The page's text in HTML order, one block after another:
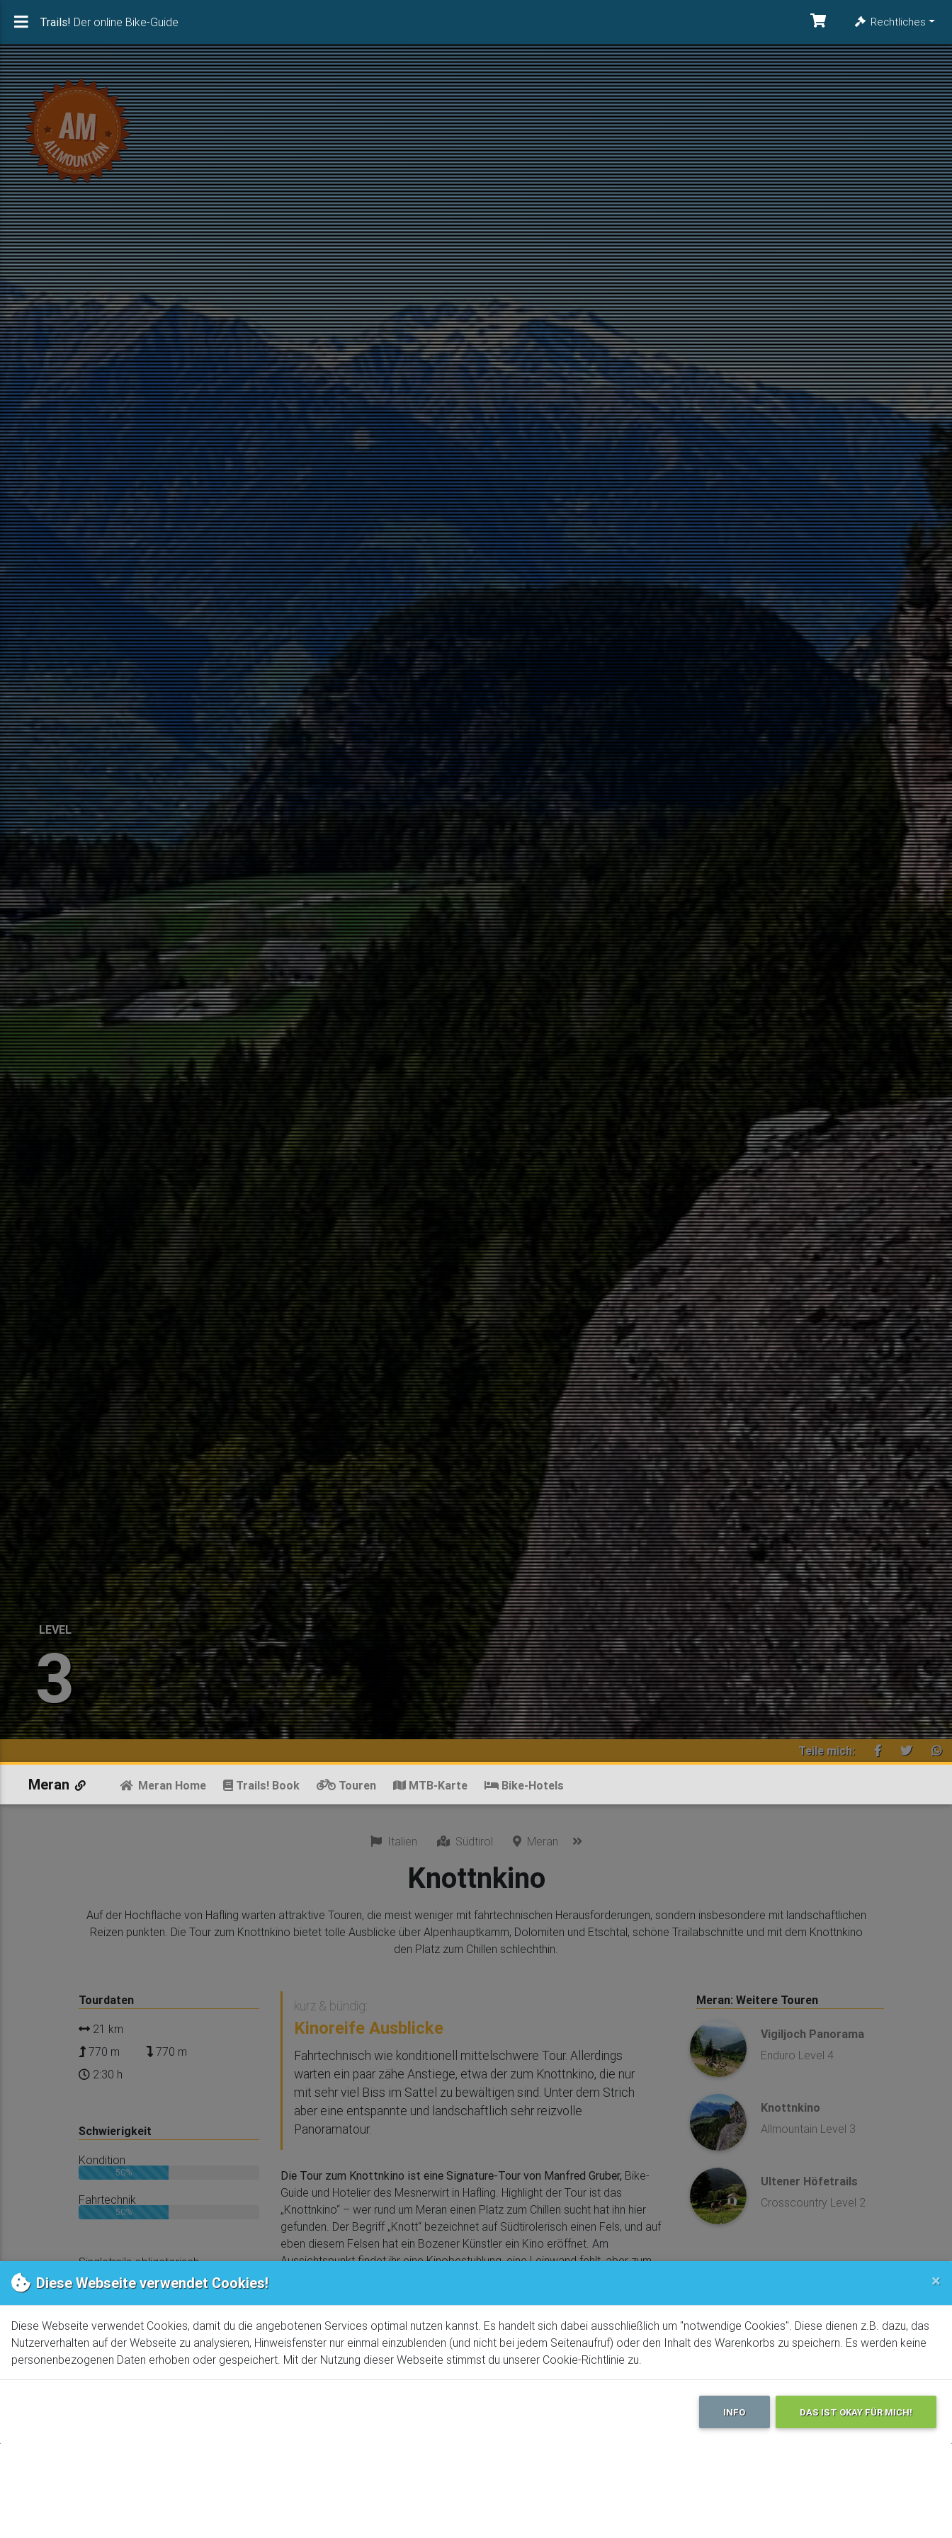
Trails! Der online Bike-Guide
Trails! Der online Bike-Guide Rechtliches
LEVEL
3
Teile mich:
Meran Meran Home Trails! Book Touren MTB-Karte Bike-Hotels
Italien Südtirol Meran
Knottnkino
Auf der Hochfläche von Hafling warten attraktive Touren, die meist weniger mit fahrtechnischen Herausforderungen, sondern insbesondere mit landschaftlichen
Reizen punkten. Die Tour zum Knottnkino bietet tolle Ausblicke über Alpenhauptkamm, Dolomiten und Etschtal, schöne Trailabschnitte und mit dem Knottnkino
den Platz zum Chillen schlechthin.
Tourdaten
21 km
770 m
770 m
2:30 h
Schwierigkeit
Kondition
50%
Fahrtechnik
50%
Singletrails obligatorisch
Genussfaktor
kurz & bündig:
Kinoreife Ausblicke
Fahrtechnisch wie konditionell mittelschwere Tour. Allerdings
warten ein paar zähe Anstiege, etwa der zum Knottnkino, die nur
mit sehr viel Biss im Sattel zu bewältigen sind. Unter dem Strich
aber eine entspannte und landschaftlich sehr reizvolle
Panoramatour.
Die Tour zum Knottnkino ist eine Signature-Tour von Manfred Gruber, Bike-
Guide und Hotelier des Mesnerwirt in Hafling. Highlight der Tour ist das
„Knottnkino“ – wer rund um Meran einen Platz zum Chillen sucht hat ihn hier
gefunden. Der Begriff „Knott“ bezeichnet auf Südtirolerisch einen Fels, und auf
eben diesem Felsen hat ein Bozener Künstler ein Kino eröffnet. Am
Aussichtspunkt findet ihr eine Kinobestuhlung, eine Leinwand fehlt, aber zum
Eine Tour für Genießer also, aber durchaus kein reines Popcorn-Programm.Der
erste Anstieg von Hafling weg geht überwiegend konstant vonstatten. Oben
warten aber noch ein paar steilere Rampen, die den Puls in die Höhe treiben.
Meran: Weitere Touren
Vigiljoch Panorama
Enduro Level 4
Knottnkino
Allmountain Level 3
Ultener Höfetrails
Crosscountry Level 2
Diese Webseite verwendet Cookies! ×
Diese Webseite verwendet Cookies, damit du die angebotenen Services optimal nutzen kannst. Es handelt sich dabei ausschließlich um "notwendige Cookies". Diese dienen z.B. dazu, das
Nutzerverhalten auf der Webseite zu analysieren, Hinweisfenster nur einmal einzublenden (und nicht bei jedem Seitenaufruf) oder den Inhalt des Warenkorbs zu speichern. Es werden keine
personenbezogenen Daten erhoben oder gespeichert. Mit der Nutzung dieser Webseite stimmst du unserer Cookie-Richtlinie zu.
INFO DAS IST OKAY FÜR MICH!